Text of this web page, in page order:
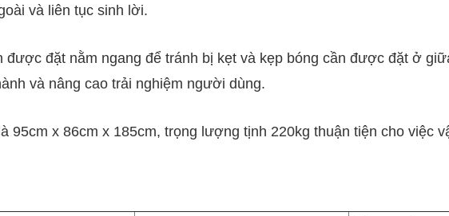
và liên tục sinh lời.
được đặt nằm ngang để tránh bị kẹt và kẹp bóng cần được đặt ở
và nâng cao trải nghiệm người dùng.
95cm x 86cm x 185cm, trọng lượng tịnh 220kg thuận tiện cho việc